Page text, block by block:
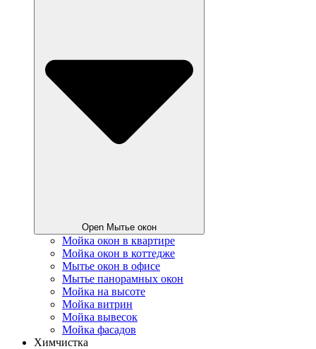
Open Мытье окон
Мойка окон в квартире
Мойка окон в коттедже
Мытье окон в офисе
Мытье панорамных окон
Мойка на высоте
Мойка витрин
Мойка вывесок
Мойка фасадов
Химчистка